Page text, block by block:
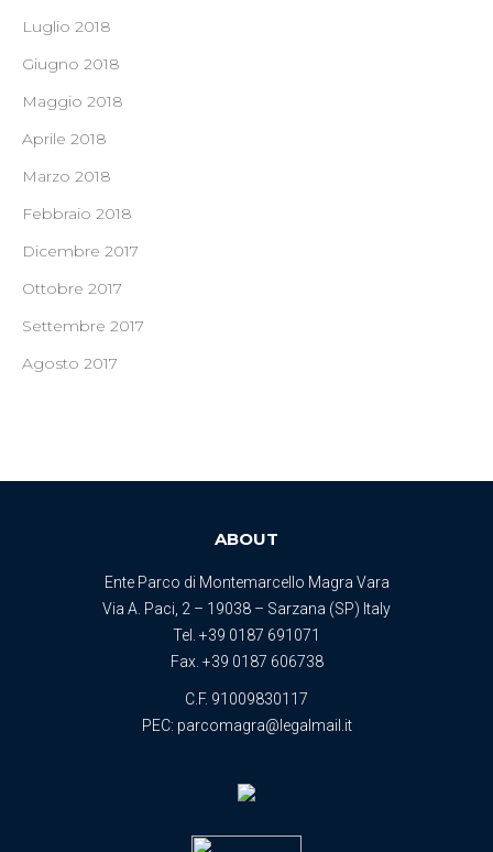
Luglio 2018
Giugno 2018
Maggio 2018
Aprile 2018
Marzo 2018
Febbraio 2018
Dicembre 2017
Ottobre 2017
Settembre 2017
Agosto 2017
ABOUT
Ente Parco di Montemarcello Magra Vara
Via A. Paci, 2 – 19038 – Sarzana (SP) Italy
Tel. +39 0187 691071
Fax. +39 0187 606738
C.F. 91009830117
PEC: parcomagra@legalmail.it